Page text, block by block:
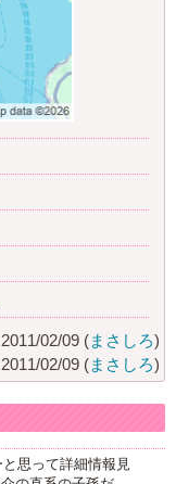
02/09 (まさしろ)
02/09 (まさしろ)
思って詳細情報見